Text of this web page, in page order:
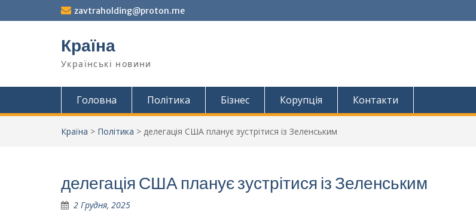
до
zavtraholding@proton.me
Країна
Українські новини
Головна Політика Бізнес Корупція Контакти
Країна > Політика > делегація США планує зустрітися із Зеленським
делегація США планує зустрітися із Зеленським
2 Грудня, 2025